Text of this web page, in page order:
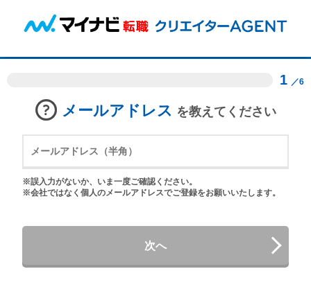
1 ／6
メールアドレス を教えてください
※誤入力がないか、いま一度ご確認ください。
※会社ではなく個人のメールアドレスでご登録をお願いいたします。
次へ